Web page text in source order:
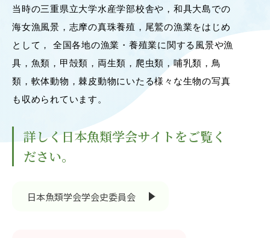
OUR OPEN
学問探求セミナー
INTERVIEW
ACADEMICS
当時の三重県立大学水産学部校舎や，和具大島での
海女漁風景，志摩の真珠養殖，尾鷲の漁業をはじめ
として， 全国各地の漁業・養殖業に関する風景や漁
具，魚類，甲殻類，両生類，爬虫類，哺乳類，鳥
類，軟体動物，棘皮動物にいたる様々な生物の写真
も収められています。
詳しく日本魚類学会サイトをご覧く
ださい。
日本魚類学会学会史委員会